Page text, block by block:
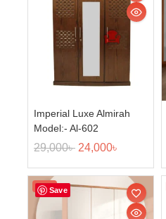
Imperial Luxe Almirah
Model:- Al-602
29,000৳ 24,000৳
Save
Sale!